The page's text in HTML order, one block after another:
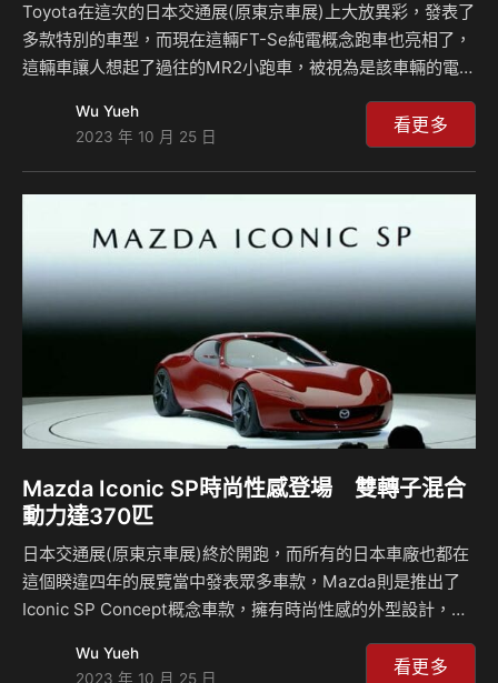
Toyota在這次的日本交通展(原東京車展)上大放異彩，發表了
多款特別的車型，而現在這輛FT-Se純電概念跑車也亮相了，
這輛車讓人想起了過往的MR2小跑車，被視為是該車輛的電動
有銳利造型，而身上的GR徽飾象徵著性能特色，不過目前這
輛車的動力依舊還是未知數，什麼時候會出現量產產品也都還
沒公佈，但已經吸引到車迷的注意了。 其實Toyota早在開展
來電動時代的跑車，整輛車的尺寸並不大，因此有人認為這是
電動版本的MR2，而在設計方面其實看得出來跳脫了目前品牌
所有車款的風格，在這輛車上看不到S…
Wu Yueh
2023 年 10 月 25 日
看更多
Mazda Iconic SP時尚性感登場 雙轉子混合
動力達370匹
日本交通展(原東京車展)終於開跑，而所有的日本車廠也都在
這個睽違四年的展覽當中發表眾多車款，Mazda則是推出了
Iconic SP Concept概念車款，擁有時尚性感的外型設計，不
配置上雙轉子引擎組成的油電系統，該動力其實在MX-30
Wu Yueh
2023 年 10 月 25 日
看更多